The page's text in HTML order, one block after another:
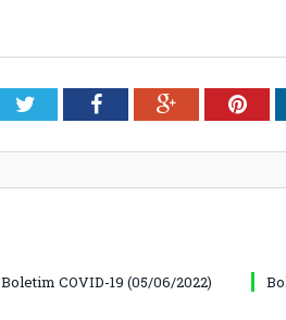
TwitterFacebookGoogle+
Boletim COVID-19 (05/06/2022)